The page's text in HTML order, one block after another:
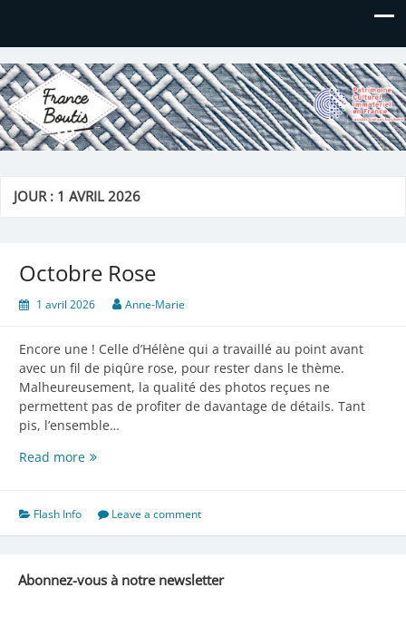
France Boutis
Le site de France Boutis
JOUR : 1 AVRIL 2026
Octobre Rose
1 avril 2026 Anne-Marie
Encore une ! Celle d’Hélène qui a travaillé au point avant
avec un fil de piqûre rose, pour rester dans le thème.
Malheureusement, la qualité des photos reçues ne
permettent pas de profiter de davantage de détails. Tant
pis, l’ensemble…
Read moreOctobre
Flash Info Leave a comment
Abonnez-vous à notre newsletter